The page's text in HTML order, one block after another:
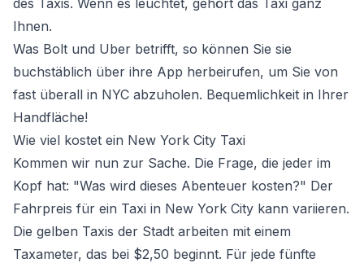
Ihnen.
Was Bolt und Uber betrifft, so können Sie sie
buchstäblich über ihre App herbeirufen, um Sie von
fast überall in NYC abzuholen. Bequemlichkeit in Ihrer
Handfläche!
Wie viel kostet ein New York City Taxi
Kommen wir nun zur Sache. Die Frage, die jeder im
Kopf hat: "Was wird dieses Abenteuer kosten?" Der
Fahrpreis für ein Taxi in New York City kann variieren.
Die gelben Taxis der Stadt arbeiten mit einem
Taxameter, das bei $2,50 beginnt. Für jede fünfte